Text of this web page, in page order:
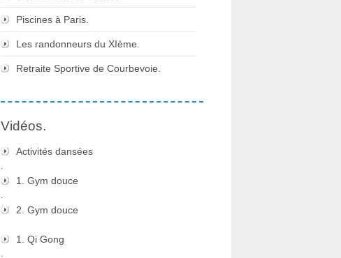
Piscines à Paris.
Les randonneurs du XIème.
Retraite Sportive de Courbevoie.
Vidéos.
Activités dansées
.
1. Gym douce
.
2. Gym douce
1. Qi Gong
.